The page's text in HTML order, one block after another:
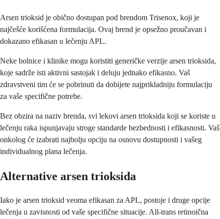
Arsen trioksid je obično dostupan pod brendom Trisenox, koji je
najčešće korišćena formulacija. Ovaj brend je opsežno proučavan i
dokazano efikasan u lečenju APL.
Neke bolnice i klinike mogu koristiti generičke verzije arsen trioksida,
koje sadrže isti aktivni sastojak i deluju jednako efikasno. Vaš
zdravstveni tim će se pobrinuti da dobijete najprikladniju formulaciju
za vaše specifične potrebe.
Bez obzira na naziv brenda, svi lekovi arsen trioksida koji se koriste u
lečenju raka ispunjavaju stroge standarde bezbednosti i efikasnosti. Vaš
onkolog će izabrati najbolju opciju na osnovu dostupnosti i vašeg
individualnog plana lečenja.
Alternative arsen trioksida
Iako je arsen trioksid veoma efikasan za APL, postoje i druge opcije
lečenja u zavisnosti od vaše specifične situacije. All-trans retinoična